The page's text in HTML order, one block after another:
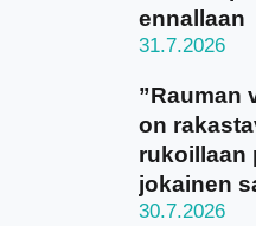
ennallaan
31.7.2026
”Rauman
on
rukoillaan
jokainen
30.7.2026